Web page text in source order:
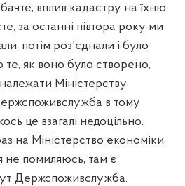
вплив кадастру на їхню
за останні півтора року ми
потім роз'єднали і було
те, як воно було створено,
Міністерству
в тому
це взагалі недоцільно.
на Міністерство економіки,
не помиляюсь, там є
Держспоживслужба.